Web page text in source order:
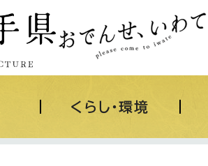
くらし・環境